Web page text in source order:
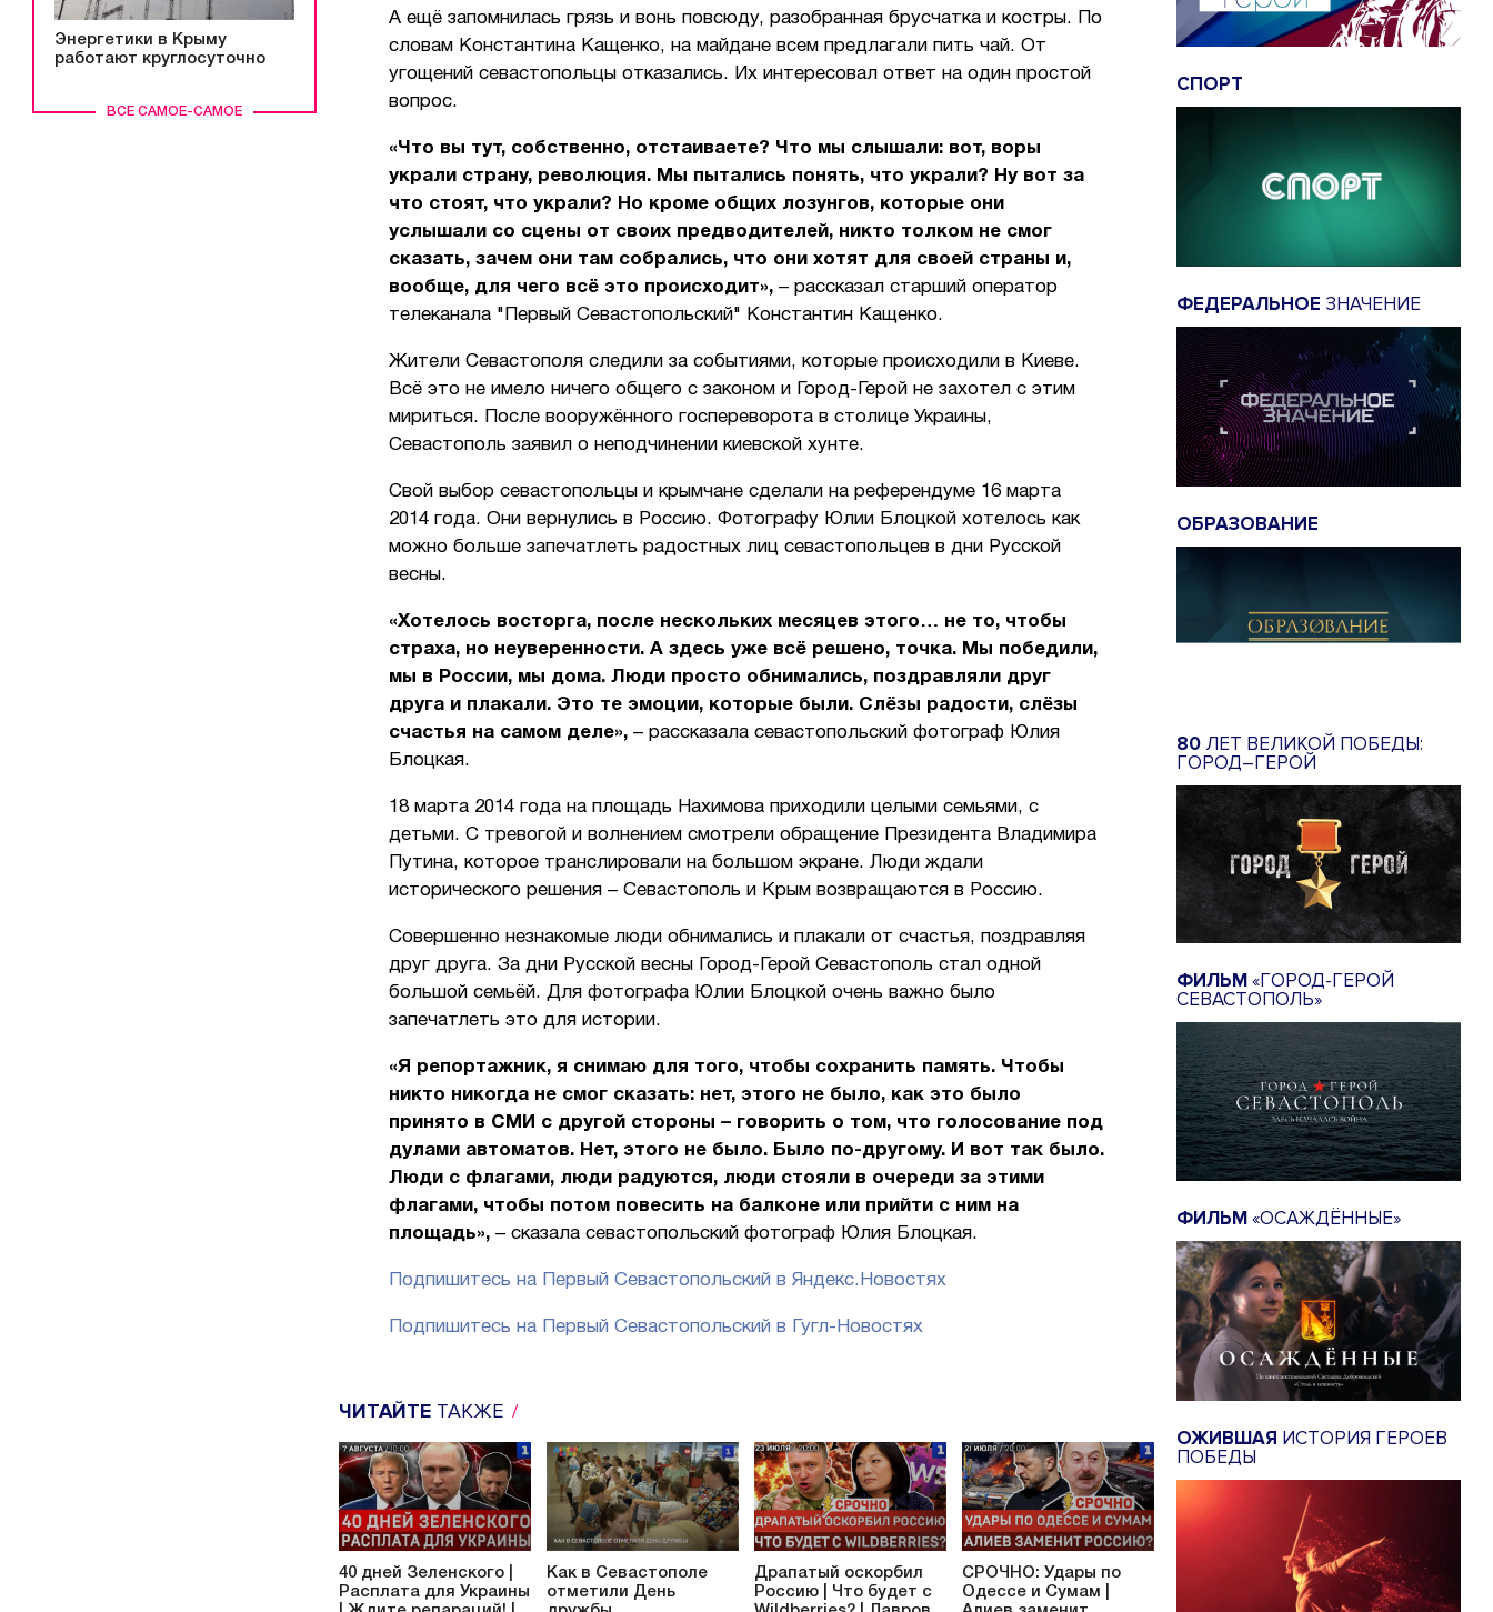
ВСЕ САМОЕ-САМОЕ
Энергетики в Крыму
работают круглосуточно
А ещё запомнилась грязь и вонь повсюду, разобранная брусчатка и костры. По
словам Константина Кащенко, на майдане всем предлагали пить чай. От
угощений севастопольцы отказались. Их интересовал ответ на один простой
вопрос.
«Что вы тут, собственно, отстаиваете? Что мы слышали: вот, воры
украли страну, революция. Мы пытались понять, что украли? Ну вот за
что стоят, что украли? Но кроме общих лозунгов, которые они
услышали со сцены от своих предводителей, никто толком не смог
сказать, зачем они там собрались, что они хотят для своей страны и,
вообще, для чего всё это происходит», – рассказал старший оператор
телеканала "Первый Севастопольский" Константин Кащенко.
Жители Севастополя следили за событиями, которые происходили в Киеве.
Всё это не имело ничего общего с законом и Город-Герой не захотел с этим
мириться. После вооружённого госпереворота в столице Украины,
Севастополь заявил о неподчинении киевской хунте.
Свой выбор севастопольцы и крымчане сделали на референдуме 16 марта
2014 года. Они вернулись в Россию. Фотографу Юлии Блоцкой хотелось как
можно больше запечатлеть радостных лиц севастопольцев в дни Русской
весны.
«Хотелось восторга, после нескольких месяцев этого… не то, чтобы
страха, но неуверенности. А здесь уже всё решено, точка. Мы победили,
мы в России, мы дома. Люди просто обнимались, поздравляли друг
друга и плакали. Это те эмоции, которые были. Слёзы радости, слёзы
счастья на самом деле», – рассказала севастопольский фотограф Юлия
Блоцкая.
18 марта 2014 года на площадь Нахимова приходили целыми семьями, с
детьми. С тревогой и волнением смотрели обращение Президента Владимира
Путина, которое транслировали на большом экране. Люди ждали
исторического решения – Севастополь и Крым возвращаются в Россию.
Совершенно незнакомые люди обнимались и плакали от счастья, поздравляя
друг друга. За дни Русской весны Город-Герой Севастополь стал одной
большой семьёй. Для фотографа Юлии Блоцкой очень важно было
запечатлеть это для истории.
«Я репортажник, я снимаю для того, чтобы сохранить память. Чтобы
никто никогда не смог сказать: нет, этого не было, как это было
принято в СМИ с другой стороны – говорить о том, что голосование под
дулами автоматов. Нет, этого не было. Было по-другому. И вот так было.
Люди с флагами, люди радуются, люди стояли в очереди за этими
флагами, чтобы потом повесить на балконе или прийти с ним на
площадь», – сказала севастопольский фотограф Юлия Блоцкая.
Подпишитесь на Первый Севастопольский в Яндекс.Новостях
Подпишитесь на Первый Севастопольский в Гугл-Новостях
ЧИТАЙТЕ ТАКЖЕ
40 дней Зеленского |
Расплата для Украины
Как в Севастополе
отметили День
Драпатый оскорбил
Россию | Что будет с
СРОЧНО: Удары по
Одессе и Сумам |
СПОРТ
ФЕДЕРАЛЬНОЕ ЗНАЧЕНИЕ
ОБРАЗОВАНИЕ
80 ЛЕТ ВЕЛИКОЙ ПОБЕДЫ:
ГОРОД–ГЕРОЙ
ФИЛЬМ«ГОРОД-ГЕРОЙ
СЕВАСТОПОЛЬ»
ФИЛЬМ«ОСАЖДЁННЫЕ»
ОЖИВШАЯ ИСТОРИЯ ГЕРОЕВ
ПОБЕДЫ